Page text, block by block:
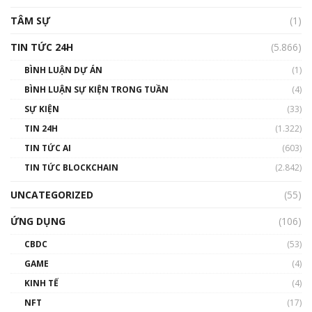
TÂM SỰ
(1)
TIN TỨC 24H
(5.866)
BÌNH LUẬN DỰ ÁN
(1)
BÌNH LUẬN SỰ KIỆN TRONG TUẦN
(4)
SỰ KIỆN
(33)
TIN 24H
(1.322)
TIN TỨC AI
(603)
TIN TỨC BLOCKCHAIN
(2.842)
UNCATEGORIZED
(55)
ỨNG DỤNG
(106)
CBDC
(53)
GAME
(4)
KINH TẾ
(4)
NFT
(17)